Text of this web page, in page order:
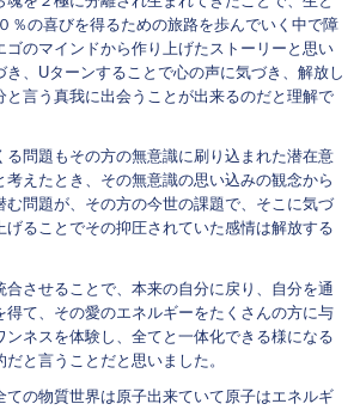
％の喜びを得るための旅路を歩んでいく中で障
ゴのマインドから作り上げたストーリーと思い
、Uターンすることで心の声に気づき、解放し
と言う真我に出会うことが出来るのだと理解で
る問題もその方の無意識に刷り込まれた潜在意
えたとき、その無意識の思い込みの観念から
む問題が、その方の今世の課題で、そこに気づ
げることでその抑圧されていた感情は解放する
合させることで、本来の自分に戻り、自分を通
得て、その愛のエネルギーをたくさんの方に与
ンネスを体験し、全てと一体化できる様になる
と言うことだと思いました。
ての物質世界は原子出来ていて原子はエネルギ